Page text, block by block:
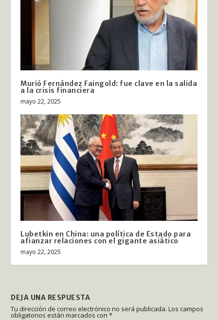
Murió Fernández Faingold: fue clave en la salida
a la crisis financiera
mayo 22, 2025
Lubetkin en China: una política de Estado para
afianzar relaciones con el gigante asiático
mayo 22, 2025
DEJA UNA RESPUESTA
Tu dirección de correo electrónico no será publicada. Los campos
obligatorios están marcados con*